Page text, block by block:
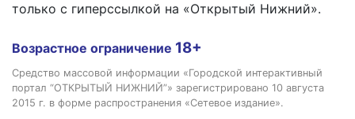
только с гиперссылкой на «Открытый Нижний».
Возрастное ограничение 18+
Средство массовой информации «Городской интерактивный
портал “ОТКРЫТЫЙ НИЖНИЙ”» зарегистрировано 10 августа
2015 г. в форме распространения «Сетевое издание».